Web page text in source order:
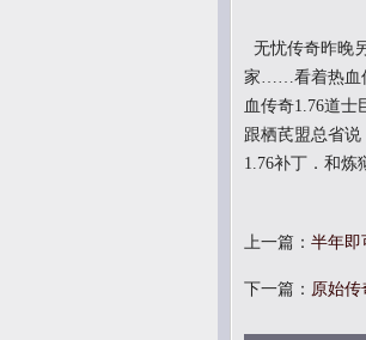
无忧传奇昨晚
家……看着热血
血传奇1.76道
跟栖芪盟总省
1.76补丁．和炼
上一篇： 半年即
下一篇： 原始传